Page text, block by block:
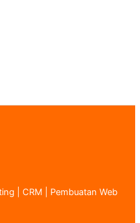
| CRM | Pembuatan Web